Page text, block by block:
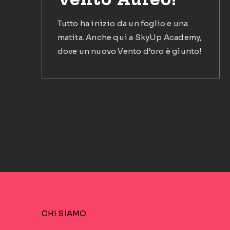
Tutto ha inizio da un foglio e una
matita. Anche qui a SkyUp Academy,
dove un nuovo Vento d’oro è giunto!
CHI SIAMO